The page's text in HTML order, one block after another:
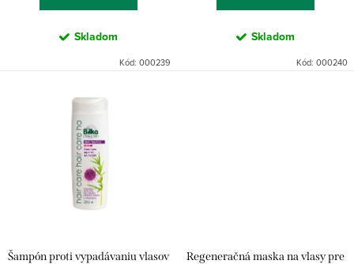
Skladom
Kód: 000239
Skladom
Kód: 000240
Šampón proti vypadávaniu vlasov
Regeneračná maska na vlasy pre